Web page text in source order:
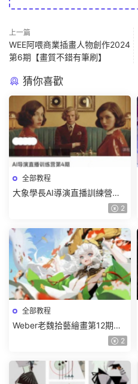
上一篇
WEE阿喂商業插畫人物創作2024
第6期【畫質不錯有筆刷】
猜你喜歡
全部教程
大象學長AI導演直播訓練營第4
期2026【畫質高清有資料】 2
全部教程
Weber老魏拾藝繪畫第12期角
色特訓班【畫質不錯隻有視
2